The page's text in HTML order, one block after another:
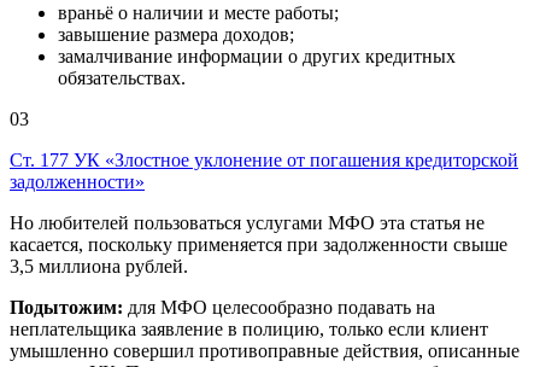
враньё о наличии и месте работы;
завышение размера доходов;
замалчивание информации о других кредитных
обязательствах.
03
Ст. 177 УК «Злостное уклонение от погашения кредиторской
задолженности»
Но любителей пользоваться услугами МФО эта статья не
касается, поскольку применяется при задолженности свыше
3,5 миллиона рублей.
Подытожим: для МФО целесообразно подавать на
неплательщика заявление в полицию, только если клиент
умышленно совершил противоправные действия, описанные